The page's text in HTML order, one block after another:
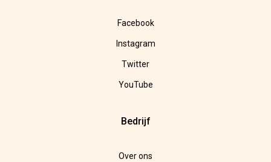
Facebook
Instagram
Twitter
YouTube
Bedrijf
Over ons